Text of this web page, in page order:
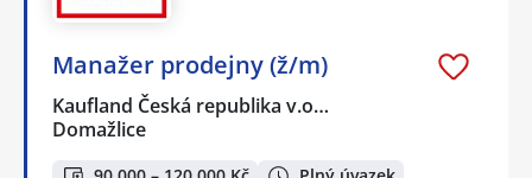
Manažer prodejny (ž/m)
Kaufland Česká republika v.o…
Domažlice